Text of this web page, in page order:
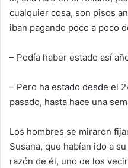
cualquier cosa, son pisos
iban pagando poco a poco
– Podía haber estado así
– Pero ha estado desde el
pasado, hasta hace una
Los hombres se miraron
Susana, que habían ido a
razón de él, uno de los